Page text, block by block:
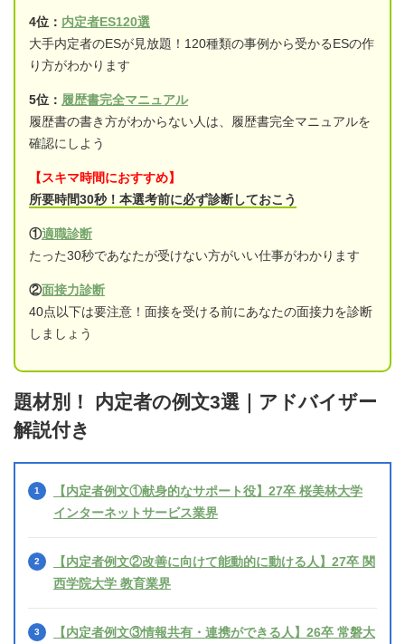
4位： 内定者ES120選
大手内定者のESが見放題！120種類の事例から受かるESの作
り方がわかります
5位： 履歴書完全マニュアル
履歴書の書き方がわからない人は、履歴書完全マニュアルを
確認にしよう
【スキマ時間におすすめ】
所要時間30秒！本選考前に必ず診断しておこう
①適職診断
たった30秒であなたが受けない方がいい仕事がわかります
②面接力診断
40点以下は要注意！面接を受ける前にあなたの面接力を診断
しましょう
題材別！ 内定者の例文3選｜アドバイザー
解説付き
【内定者例文①献身的なサポート役】27卒 桜美林大学
インターネットサービス業界
【内定者例文②改善に向けて能動的に動ける人】27卒 関
西学院大学 教育業界
【内定者例文③情報共有・連携ができる人】26卒 常磐大